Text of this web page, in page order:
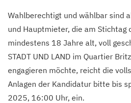
Wahlberechtigt und wählbar sind
und Hauptmieter, die am Stichtag
mindestens 18 Jahre alt, voll
STADT UND LAND im Quartier
engagieren möchte, reicht die
Anlagen der Kandidatur bitte bis
2025, 16:00 Uhr, ein.